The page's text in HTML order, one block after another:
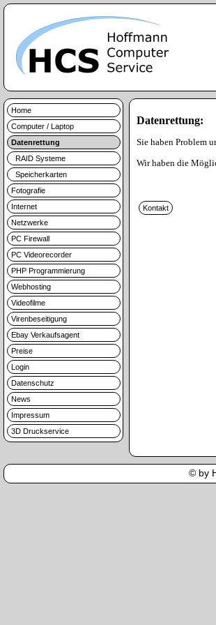
Home
Computer / Laptop
Datenrettung
RAID Systeme
Speicherkarten
Fotografie
Internet
Netzwerke
PC Firewall
PC Videorecorder
PHP Programmierung
Webhosting
Videofilme
Virenbeseitigung
Ebay Verkaufsagent
Preise
Login
Datenschutz
News
Impressum
3D Druckservice
Datenrettung:
Sie haben Problem
Wir haben die
© by